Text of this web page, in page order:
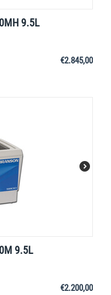
9.5L
€2.845,00
9.5L
€2.200,00